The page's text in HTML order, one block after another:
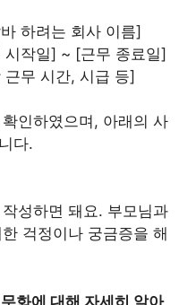
하려는 회사 이름]
시작일] ~ [근무 종료일]
무 시간, 시급 등]
인하였으며, 아래의 사
다.
성하면 돼요. 부모님과
걱정이나 궁금증을 해
화에 대해 자세히 알아